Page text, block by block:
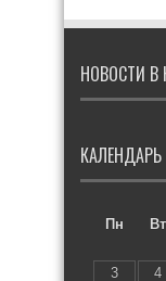
НОВОСТИ В
КАЛЕНДАРЬ
Пн
Вт
3
4